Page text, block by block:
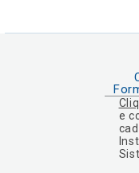
e